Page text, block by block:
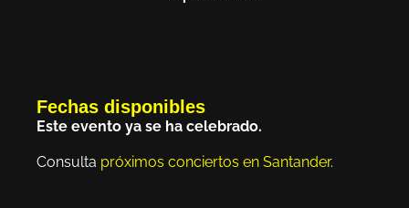
Fechas disponibles
Este evento ya se ha celebrado.
Consulta próximos conciertos en Santander.